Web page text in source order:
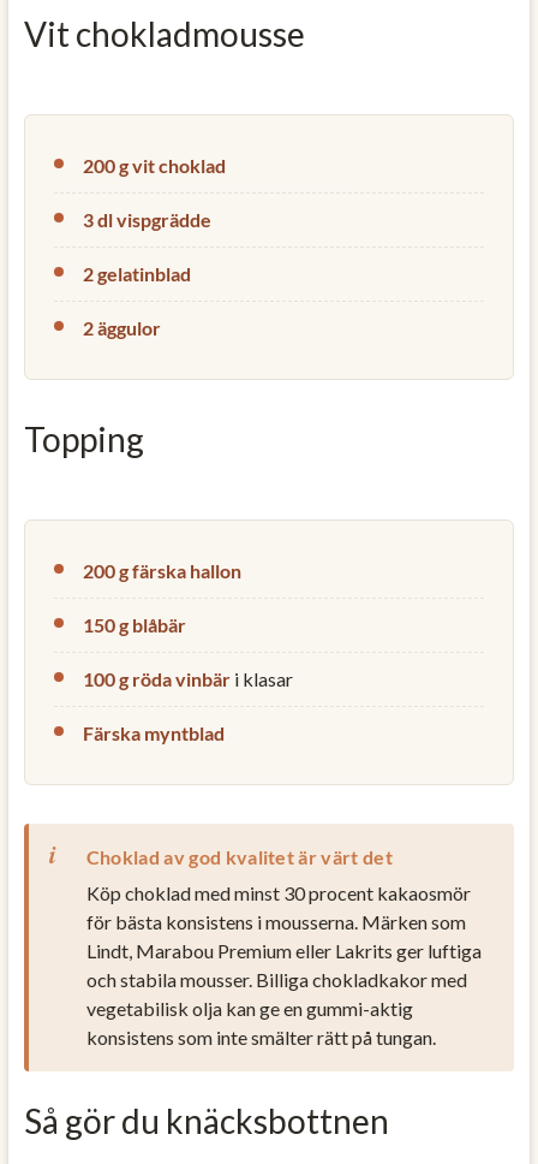
Vit chokladmousse
200 g vit choklad
3 dl vispgrädde
2 gelatinblad
2 äggulor
Topping
200 g färska hallon
150 g blåbär
100 g röda vinbäri klasar
Färska myntblad
Choklad av god kvalitet är värt det
Köp choklad med minst 30 procent kakaosmör
för bästa konsistens i mousserna. Märken som
Lindt, Marabou Premium eller Lakrits ger luftiga
och stabila mousser. Billiga chokladkakor med
vegetabilisk olja kan ge en gummi-aktig
konsistens som inte smälter rätt på tungan.
Så gör du knäcksbottnen